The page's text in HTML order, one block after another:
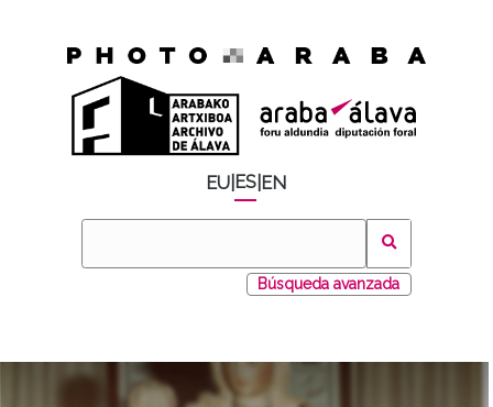
EU ES EN
Búsqueda avanzada